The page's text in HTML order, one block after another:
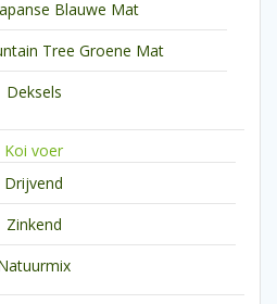
Blauwe Mat
Tree Groene Mat
Deksels
Koi voer
Drijvend
Zinkend